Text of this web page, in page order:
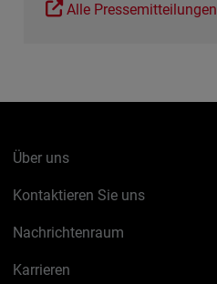
Alle Pressemitteilungen
Über uns
Kontaktieren Sie uns
Nachrichtenraum
Karrieren